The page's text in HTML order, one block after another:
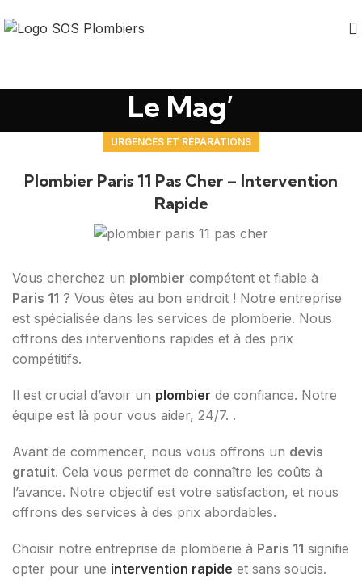
Le Mag’
URGENCES ET RÉPARATIONS
Plombier Paris 11 Pas Cher – Intervention
Rapide
Vous cherchez un plombier compétent et fiable à
Paris 11 ? Vous êtes au bon endroit ! Notre entreprise
est spécialisée dans les services de plomberie. Nous
offrons des interventions rapides et à des prix
compétitifs.
Il est crucial d’avoir un plombier de confiance. Notre
équipe est là pour vous aider, 24/7. .
Avant de commencer, nous vous offrons un devis
gratuit. Cela vous permet de connaître les coûts à
l’avance. Notre objectif est votre satisfaction, et nous
offrons des services à des prix abordables.
Choisir notre entreprise de plomberie à Paris 11 signifie
opter pour une intervention rapide et sans soucis.